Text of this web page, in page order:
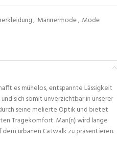
, Männermode, Mode
es mühelos, entspannte Lässigkeit
sich somit unverzichtbar in unserer
seine melierte Optik und bietet
Tragekomfort. Man(n) wird lange
dem urbanen Catwalk zu präsentieren.